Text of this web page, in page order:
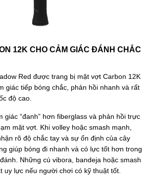
12K CHO CẢM GIÁC ĐÁNH CHẮC
Red được trang bị mặt vợt Carbon 12K
giác tiếp bóng chắc, phản hồi nhanh và rất
độ cao.
giác “đanh” hơn fiberglass và phản hồi trực
mặt vợt. Khi volley hoặc smash mạnh,
rõ độ chắc tay và sự ổn định của cây
giúp bóng đi nhanh và có lực tốt hơn trong
Những cú vibora, bandeja hoặc smash
uy lực nếu người chơi có kỹ thuật tốt.